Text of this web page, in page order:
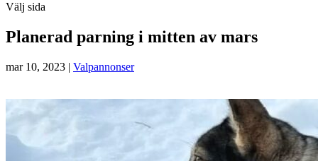
Välj sida
Planerad parning i mitten av mars
mar 10, 2023 | Valpannonser